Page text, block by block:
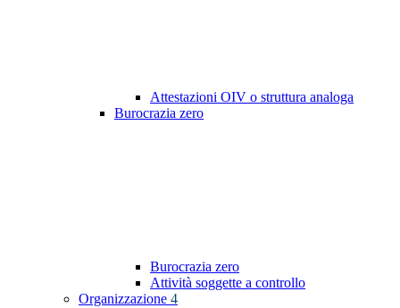
Attestazioni OIV o struttura analoga
Burocrazia zero
Burocrazia zero
Attività soggette a controllo
Organizzazione 4